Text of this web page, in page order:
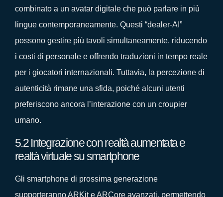
combinato a un avatar digitale che può parlare in più
lingue contemporaneamente. Questi “dealer‑AI”
possono gestire più tavoli simultaneamente, riducendo
i costi di personale e offrendo traduzioni in tempo reale
per i giocatori internazionali. Tuttavia, la percezione di
autenticità rimane una sfida, poiché alcuni utenti
preferiscono ancora l’interazione con un croupier
umano.
5.2 Integrazione con realtà aumentata e
realtà virtuale su smartphone
Gli smartphone di prossima generazione
supporteranno ARKit e ARCore avanzati, permettendo